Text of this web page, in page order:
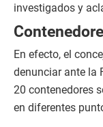
investigados y
En efecto, el
denunciar ante la
20 contenedores
en diferentes